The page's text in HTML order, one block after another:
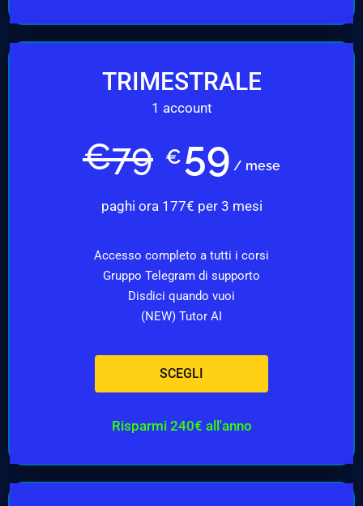
TRIMESTRALE
1 account
€79 € 59 / mese
paghi ora 177€ per 3 mesi
Accesso completo a tutti i corsi
Gruppo Telegram di supporto
Disdici quando vuoi
(NEW) Tutor AI
SCEGLI
Risparmi 240€ all'anno